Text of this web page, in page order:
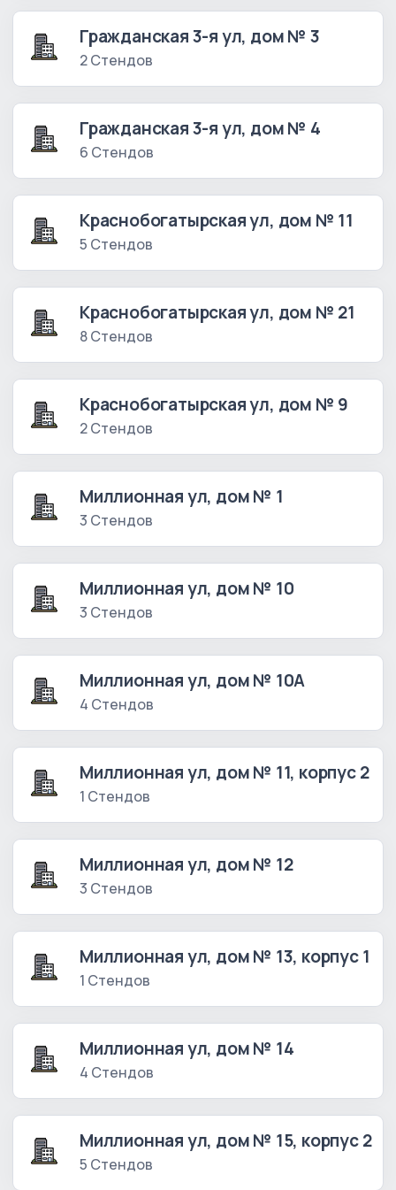
Гражданская 3-я ул, дом № 3
2 Стендов
Гражданская 3-я ул, дом № 4
6 Стендов
Краснобогатырская ул, дом № 11
5 Стендов
Краснобогатырская ул, дом № 21
8 Стендов
Краснобогатырская ул, дом № 9
2 Стендов
Миллионная ул, дом № 1
3 Стендов
Миллионная ул, дом № 10
3 Стендов
Миллионная ул, дом № 10А
4 Стендов
Миллионная ул, дом № 11, корпус 2
1 Стендов
Миллионная ул, дом № 12
3 Стендов
Миллионная ул, дом № 13, корпус 1
1 Стендов
Миллионная ул, дом № 14
4 Стендов
Миллионная ул, дом № 15, корпус 2
5 Стендов